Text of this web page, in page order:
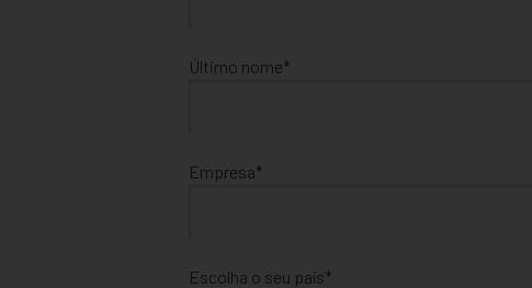
Último nome
Empresa
Escolha o seu país